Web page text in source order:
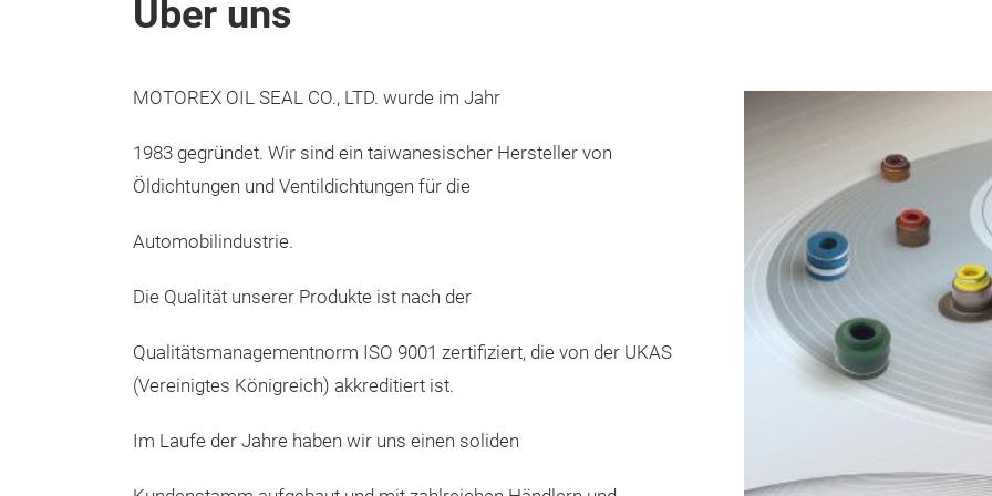
Über uns
MOTOREX OIL SEAL CO., LTD. wurde im Jahr
1983 gegründet. Wir sind ein taiwanesischer Hersteller von
Öldichtungen und Ventildichtungen für die
Automobilindustrie.
Die Qualität unserer Produkte ist nach der
Qualitätsmanagementnorm ISO 9001 zertifiziert, die von der UKAS
(Vereinigtes Königreich) akkreditiert ist.
Im Laufe der Jahre haben wir uns einen soliden